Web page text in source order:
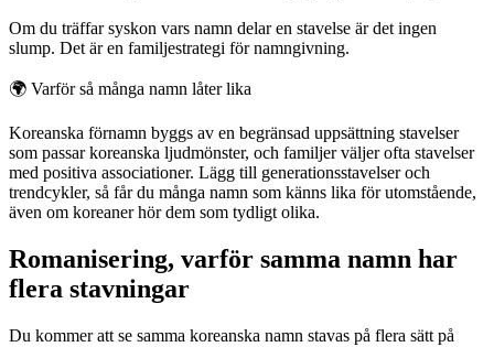
Om du träffar syskon vars namn delar en stavelse är det ingen
slump. Det är en familjestrategi för namngivning.
🌍 Varför så många namn låter lika
Koreanska förnamn byggs av en begränsad uppsättning stavelser
som passar koreanska ljudmönster, och familjer väljer ofta stavelser
med positiva associationer. Lägg till generationsstavelser och
trendcykler, så får du många namn som känns lika för utomstående,
även om koreaner hör dem som tydligt olika.
Romanisering, varför samma namn har
flera stavningar
Du kommer att se samma koreanska namn stavas på flera sätt på